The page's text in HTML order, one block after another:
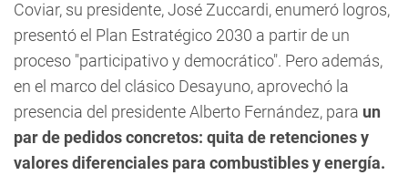
Coviar, su presidente, José Zuccardi, enumeró logros,
presentó el Plan Estratégico 2030 a partir de un
proceso "participativo y democrático". Pero además,
en el marco del clásico Desayuno, aprovechó la
presencia del presidente Alberto Fernández, para un
par de pedidos concretos: quita de retenciones y
valores diferenciales para combustibles y energía.